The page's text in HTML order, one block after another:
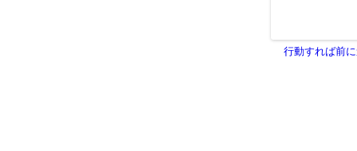
行動すれば前